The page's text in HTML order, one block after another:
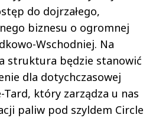
do dojrzałego,
biznesu o ogromnej
Wschodniej. Na
struktura będzie stanowić
dla dotychczasowej
Tard, który zarządza u nas
paliw pod szyldem Circle